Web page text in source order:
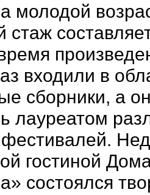
молодой
стаж
входили в
сборники, а
лауреатом
фестивалей.
гостиной
состоялся